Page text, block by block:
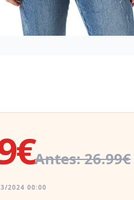
Antes: 26.99€
2024 00:00